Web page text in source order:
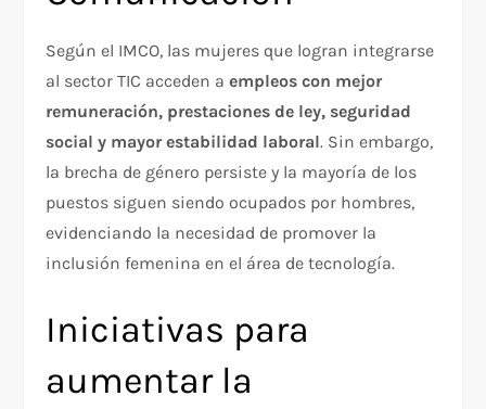
Según el IMCO, las mujeres que logran integrarse
al sector TIC acceden aempleos con mejor
remuneración, prestaciones de ley, seguridad
social y mayor estabilidad laboral. Sin embargo,
la brecha de género persiste y la mayoría de los
puestos siguen siendo ocupados por hombres,
evidenciando la necesidad de promover la
inclusión femenina en el área de tecnología.
Iniciativas para
aumentar la